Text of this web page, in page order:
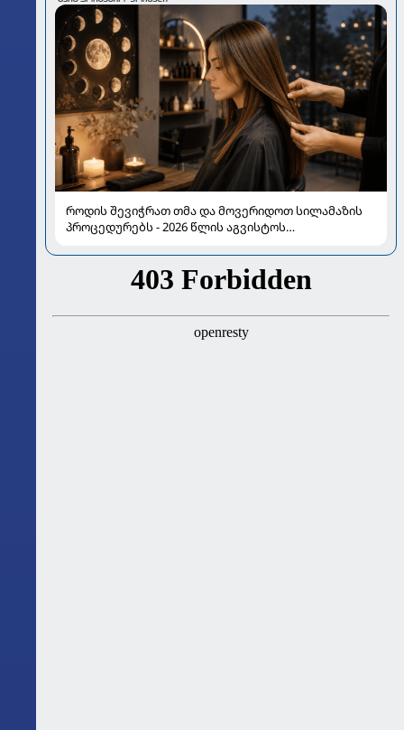
როდის შევიჭრათ თმა და მოვერიდოთ სილამაზის
პროცედურებს - 2026 წლის აგვისტოს